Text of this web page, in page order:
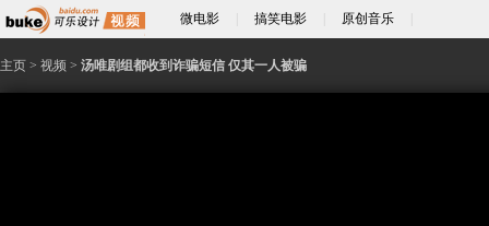
微电影 搞笑电影 原创音乐
主页 > 视频 > 汤唯剧组都收到诈骗短信 仅其一人被骗